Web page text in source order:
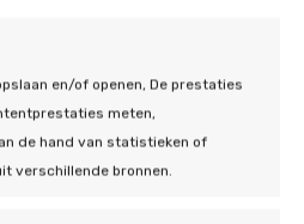
en/of openen, De prestaties
meten,
de hand van statistieken of
verschillende bronnen.
is minstens zo
Met een app of een
of het aantal starts